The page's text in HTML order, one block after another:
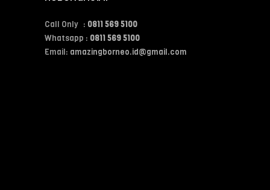
Call Only : 0811 569 5100
Whatsapp : 0811 569 5100
Email: amazingborneo.id@gmail.com